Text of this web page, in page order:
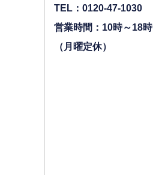
TEL：0120-47-1030
営業時間：10時～18時
（月曜定休）